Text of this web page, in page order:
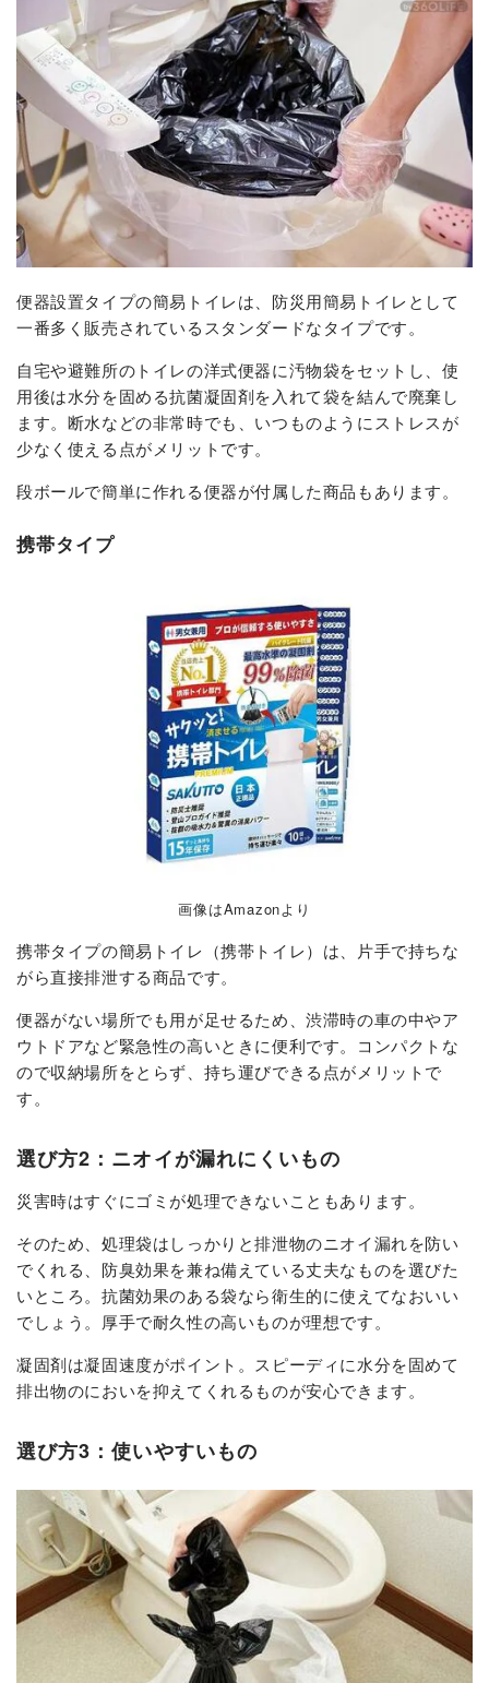
便器設置タイプの簡易トイレは、防災用簡易トイレとして
一番多く販売されているスタンダードなタイプです。
自宅や避難所のトイレの洋式便器に汚物袋をセットし、使
用後は水分を固める抗菌凝固剤を入れて袋を結んで廃棄し
ます。断水などの非常時でも、いつものようにストレスが
少なく使える点がメリットです。
段ボールで簡単に作れる便器が付属した商品もあります。
携帯タイプ
画像はAmazonより
携帯タイプの簡易トイレ（携帯トイレ）は、片手で持ちな
がら直接排泄する商品です。
便器がない場所でも用が足せるため、渋滞時の車の中やア
ウトドアなど緊急性の高いときに便利です。コンパクトな
ので収納場所をとらず、持ち運びできる点がメリットで
す。
選び方2：ニオイが漏れにくいもの
災害時はすぐにゴミが処理できないこともあります。
そのため、処理袋はしっかりと排泄物のニオイ漏れを防い
でくれる、防臭効果を兼ね備えている丈夫なものを選びた
いところ。抗菌効果のある袋なら衛生的に使えてなおいい
でしょう。厚手で耐久性の高いものが理想です。
凝固剤は凝固速度がポイント。スピーディに水分を固めて
排出物のにおいを抑えてくれるものが安心できます。
選び方3：使いやすいもの